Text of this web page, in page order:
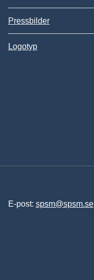
Pressbilder
Logotyp
E-post: spsm@spsm.se